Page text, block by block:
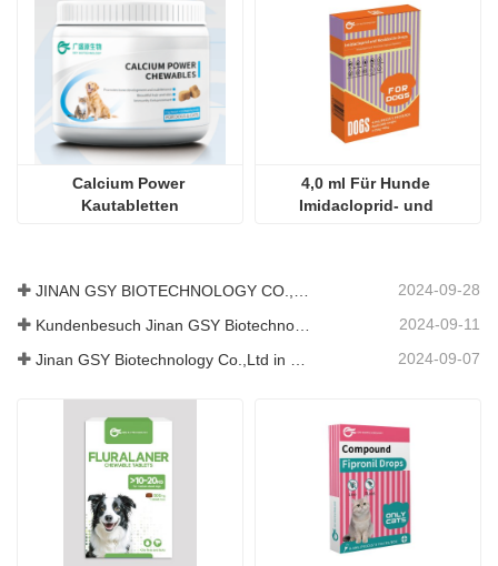
Calcium Power
Kautabletten
4,0 ml Für Hunde
Imidacloprid- und
2024-09-28
2024-09-11
Jinan GSY Biotechnology Co.,Ltd in Nanjing VIV Ausstellung 2024-09-07